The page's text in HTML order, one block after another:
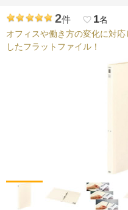
2件 favorite_border 1名
オフィスや働き方の変化に対
したフラットファイル！